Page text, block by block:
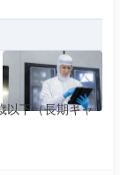
以下（長期キャ